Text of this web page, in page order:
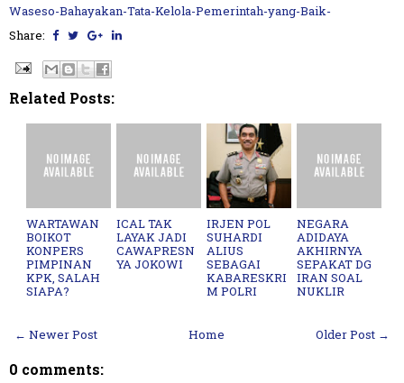
Waseso-Bahayakan-Tata-Kelola-Pemerintah-yang-Baik-
Share:
Related Posts:
WARTAWAN
BOIKOT
KONPERS
PIMPINAN
KPK, SALAH
SIAPA?
ICAL TAK
LAYAK JADI
CAWAPRESN
YA JOKOWI
IRJEN POL
SUHARDI
ALIUS
SEBAGAI
KABARESKRI
M POLRI
NEGARA
ADIDAYA
AKHIRNYA
SEPAKAT DG
IRAN SOAL
NUKLIR
← Newer Post Older Post →
Home
0 comments: